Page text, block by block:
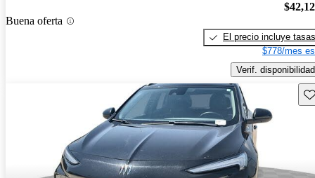
Buena oferta
El precio incluye tasas
$778/mes
Verif. disponibilidad